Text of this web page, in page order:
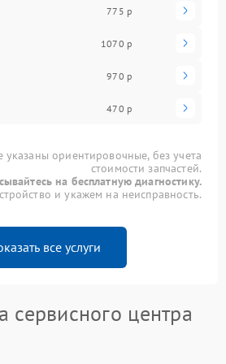
выполните следующие
и роутер;
центр Haier для
проводит ремонт Haier с
комплектующих и
на выполненные работы.
позволяет вернуть
775 р
1070 р
970 р
470 р
указаны ориентировочные, без учета
стоимости запчастей.
на бесплатную диагностику.
и укажем на неисправность.
все услуги
сервисного центра